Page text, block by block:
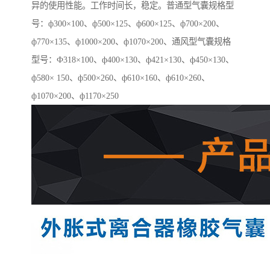
异的使用性能。工作时间长，稳定。普通型气囊规格型
号：ф300×100、ф500×125、ф600×125、ф700×200、
ф770×135、ф1000×200、ф1070×200、通风型气囊规格
型号：Ф318×100、ф400×130、ф421×130、ф450×130、
ф580× 150、ф500×260、ф610×160、ф610×260、
ф1070×200、ф1170×250